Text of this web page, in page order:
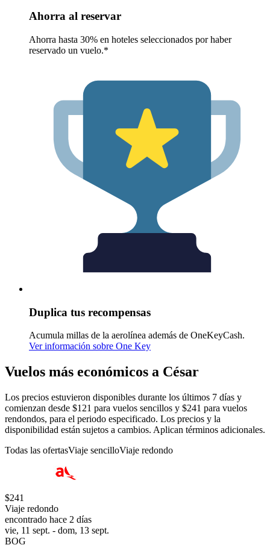
Ahorra al reservar
Ahorra hasta 30% en hoteles seleccionados por haber
reservado un vuelo.*
Duplica tus recompensas
Acumula millas de la aerolínea además de OneKeyCash.
Ver información sobre One Key
Vuelos más económicos a César
Los precios estuvieron disponibles durante los últimos 7 días y
comienzan desde $121 para vuelos sencillos y $241 para vuelos
rendondos, para el periodo especificado. Los precios y la
disponibilidad están sujetos a cambios. Aplican términos adicionales.
Todas las ofertasViaje sencilloViaje redondo
$241
Viaje redondo
encontrado hace 2 días
vie, 11 sept. - dom, 13 sept.
BOG